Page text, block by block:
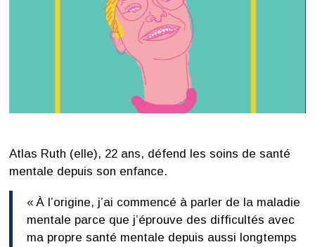
Atlas Ruth (elle), 22 ans, défend les soins de santé
mentale depuis son enfance.
« À l’origine, j’ai commencé à parler de la maladie
mentale parce que j’éprouve des difficultés avec
ma propre santé mentale depuis aussi longtemps